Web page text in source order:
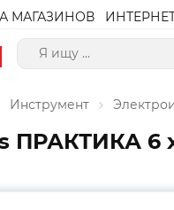
МАГАЗИНОВ
Инструмент
ПРАКТИКА 6